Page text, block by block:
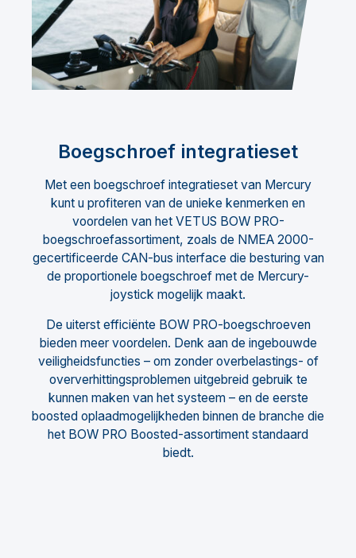
Boegschroef integratieset
Met een boegschroef integratieset van Mercury
kunt u profiteren van de unieke kenmerken en
voordelen van het VETUS BOW PRO-
boegschroefassortiment, zoals de NMEA 2000-
gecertificeerde CAN-bus interface die besturing van
de proportionele boegschroef met de Mercury-
joystick mogelijk maakt.
De uiterst efficiënte BOW PRO-boegschroeven
bieden meer voordelen. Denk aan de ingebouwde
veiligheidsfuncties – om zonder overbelastings- of
oververhittingsproblemen uitgebreid gebruik te
kunnen maken van het systeem – en de eerste
boosted oplaadmogelijkheden binnen de branche die
het BOW PRO Boosted-assortiment standaard
biedt.